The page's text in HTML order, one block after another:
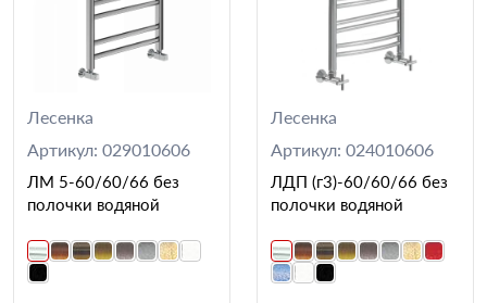
Лесенка
Артикул: 029010606
ЛМ 5-60/60/66 без
полочки водяной
Лесенка
Артикул: 024010606
ЛДП (г3)-60/60/66 без
полочки водяной